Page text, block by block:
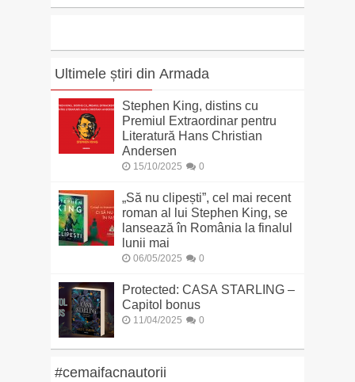
Ultimele știri din Armada
Stephen King, distins cu
Premiul Extraordinar pentru
Literatură Hans Christian
Andersen
15/10/2025 0
„Să nu clipești”, cel mai recent
roman al lui Stephen King, se
lansează în România la finalul
lunii mai
06/05/2025 0
Protected: CASA STARLING –
Capitol bonus
11/04/2025 0
#cemaifacnautorii